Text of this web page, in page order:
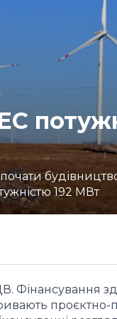
192 МВт
Фінансування
проєктно-